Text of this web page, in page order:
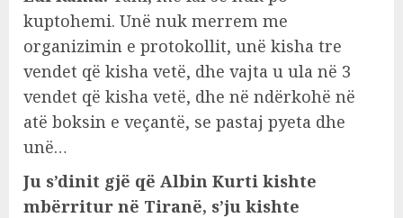
kuptohemi. Unë nuk merrem me
organizimin e protokollit, unë kisha tre
vendet që kisha vetë, dhe vajta u ula në 3
vendet që kisha vetë, dhe në ndërkohë në
atë boksin e veçantë, se pastaj pyeta dhe
unë…
Ju s’dinit gjë që Albin Kurti kishte
mbërritur në Tiranë, s’ju kishte